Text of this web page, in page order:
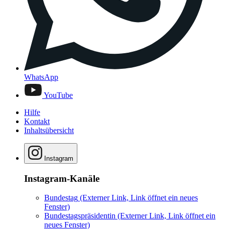
WhatsApp
YouTube
Hilfe
Kontakt
Inhaltsübersicht
Instagram
Instagram-Kanäle
Bundestag (Externer Link, Link öffnet ein neues
Fenster)
Bundestagspräsidentin (Externer Link, Link öffnet ein
neues Fenster)